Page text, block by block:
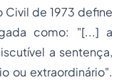
Civil de 1973 define
como: "[...] a
a sentença,
ou extraordinário".